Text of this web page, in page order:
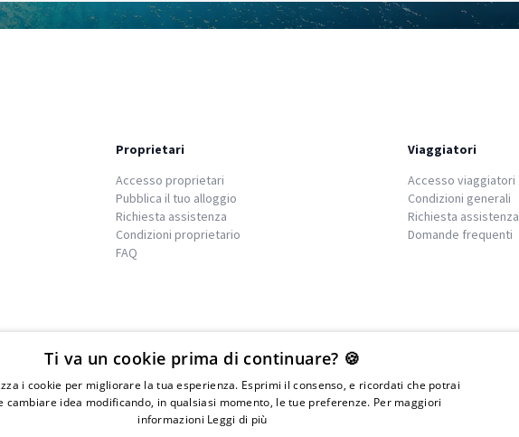
Proprietari
Accesso proprietari
Pubblica il tuo alloggio
Richiesta assistenza
Condizioni proprietario
FAQ
Viaggiatori
Accesso viaggiatori
Condizioni generali
Richiesta assistenza
Domande frequenti
We islands
01976730497 - Iscrizione C.I.A.A di
Ti va un cookie prima di continuare? 🍪
i cookie per migliorare la tua esperienza. Esprimi il consenso, e ricordati che potrai
cambiare idea modificando, in qualsiasi momento, le tue preferenze. Per maggiori
informazioni Leggi di più